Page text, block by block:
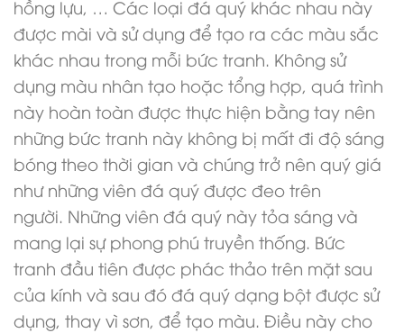
hồng lựu, … Các loại đá quý khác nhau này
được mài và sử dụng để tạo ra các màu sắc
khác nhau trong mỗi bức tranh. Không sử
dụng màu nhân tạo hoặc tổng hợp, quá trình
này hoàn toàn được thực hiện bằng tay nên
những bức tranh này không bị mất đi độ sáng
bóng theo thời gian và chúng trở nên quý giá
như những viên đá quý được đeo trên
người. Những viên đá quý này tỏa sáng và
mang lại sự phong phú truyền thống. Bức
tranh đầu tiên được phác thảo trên mặt sau
của kính và sau đó đá quý dạng bột được sử
dụng, thay vì sơn, để tạo màu. Điều này cho